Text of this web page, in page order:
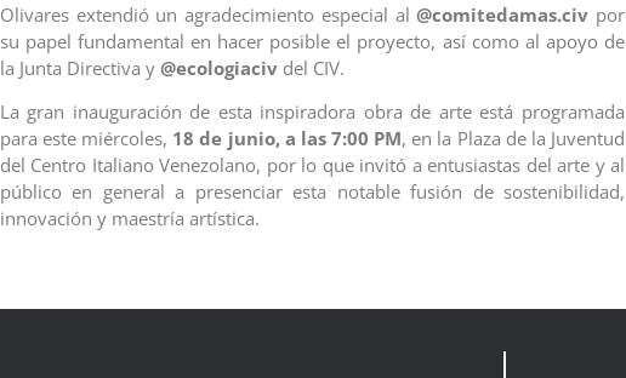
Olivares extendió un agradecimiento especial al@comitedamas.civ por
su papel fundamental en hacer posible el proyecto, así como al apoyo de
la Junta Directiva y @ecologiacivdel CIV.
La gran inauguración de esta inspiradora obra de arte está programada
para este miércoles, 18 de junio, a las 7:00 PM, en la Plaza de la Juventud
del Centro Italiano Venezolano, por lo que invitó a entusiastas del arte y al
público en general a presenciar esta notable fusión de sostenibilidad,
innovación y maestría artística.